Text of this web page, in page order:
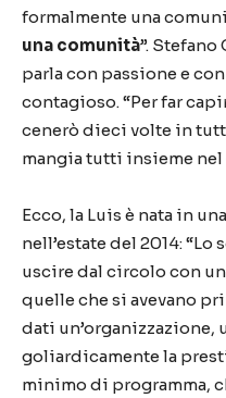
formalmente una
una comunità”.
parla con passione e
contagioso. “Per far
cenerò dieci volte in
mangia tutti insieme
Ecco, la Luis è nata in
nell’estate del 2014:
uscire dal circolo con
quelle che si avevano
dati un’organizzazione,
goliardicamente la
minimo di programma,